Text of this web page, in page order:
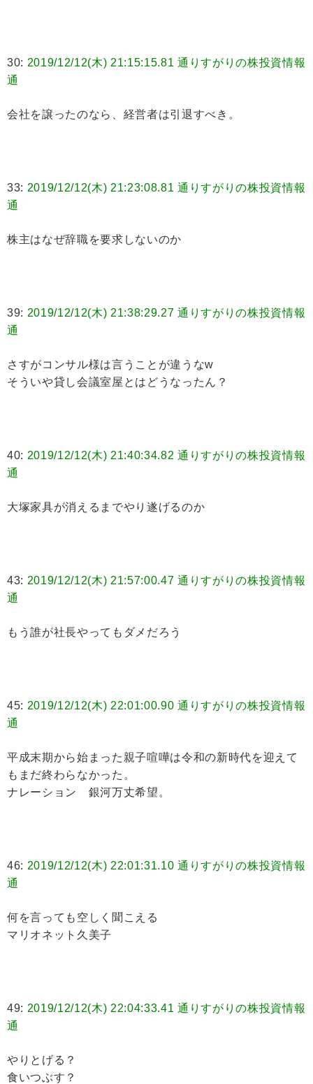
30: 2019/12/12(木) 21:15:15.81 通りすがりの株投資情報
通
会社を譲ったのなら、経営者は引退すべき。
33: 2019/12/12(木) 21:23:08.81 通りすがりの株投資情報
通
株主はなぜ辞職を要求しないのか
39: 2019/12/12(木) 21:38:29.27 通りすがりの株投資情報
通
さすがコンサル様は言うことが違うなw
そういや貸し会議室屋とはどうなったん？
40: 2019/12/12(木) 21:40:34.82 通りすがりの株投資情報
通
大塚家具が消えるまでやり遂げるのか
43: 2019/12/12(木) 21:57:00.47 通りすがりの株投資情報
通
もう誰が社長やってもダメだろう
45: 2019/12/12(木) 22:01:00.90 通りすがりの株投資情報
通
平成末期から始まった親子喧嘩は令和の新時代を迎えて
もまだ終わらなかった。
ナレーション 銀河万丈希望。
46: 2019/12/12(木) 22:01:31.10 通りすがりの株投資情報
通
何を言っても空しく聞こえる
マリオネット久美子
49: 2019/12/12(木) 22:04:33.41 通りすがりの株投資情報
通
やりとげる？
食いつぶす？